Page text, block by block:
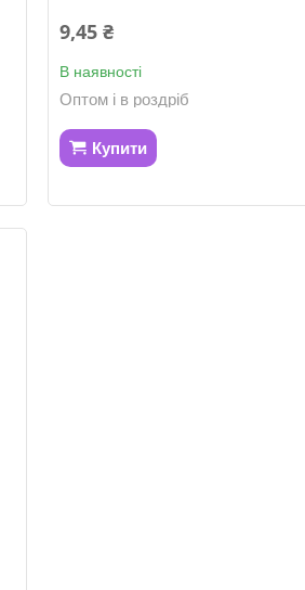
9,45 ₴
В наявності
Оптом і в роздріб
Купити